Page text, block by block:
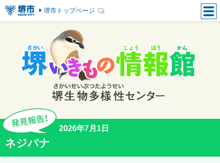
堺市トップページ
2026年7月1日
ネジバナ